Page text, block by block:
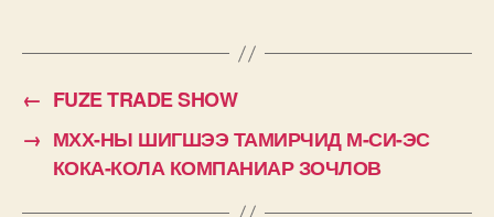
← FUZE TRADE SHOW
→ МХХ-НЫ ШИГШЭЭ ТАМИРЧИД М-СИ-ЭС
КОКА-КОЛА КОМПАНИАР ЗОЧЛОВ